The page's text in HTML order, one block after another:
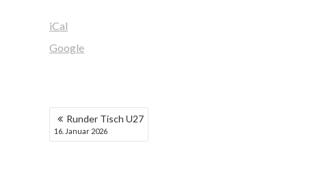
iCal
Google
BEITRAGSNAVIGATION
Runder Tisch U27
16. Januar 2026